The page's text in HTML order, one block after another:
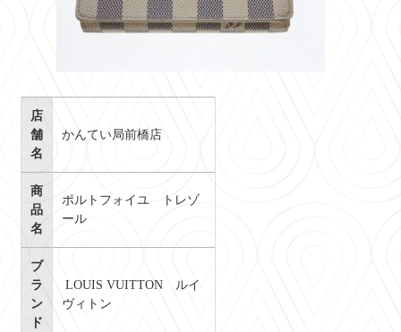
店
舗
名
かんてい局前橋店
商
品
名
ポルトフォイユ トレゾ
ール
ブ
ラ
ン
ド
LOUIS VUITTON ルイ
ヴィトン